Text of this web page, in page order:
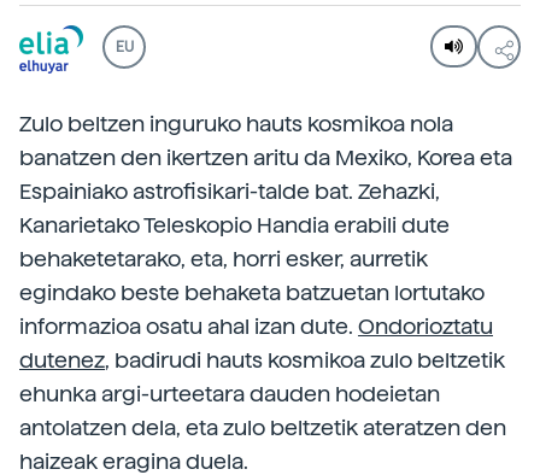
EU
Zulo beltzen inguruko hauts kosmikoa nola
banatzen den ikertzen aritu da Mexiko, Korea eta
Espainiako astrofisikari-talde bat. Zehazki,
Kanarietako Teleskopio Handia erabili dute
behaketetarako, eta, horri esker, aurretik
egindako beste behaketa batzuetan lortutako
informazioa osatu ahal izan dute. Ondorioztatu
dutenez, badirudi hauts kosmikoa zulo beltzetik
ehunka argi-urteetara dauden hodeietan
antolatzen dela, eta zulo beltzetik ateratzen den
haizeak eragina duela.